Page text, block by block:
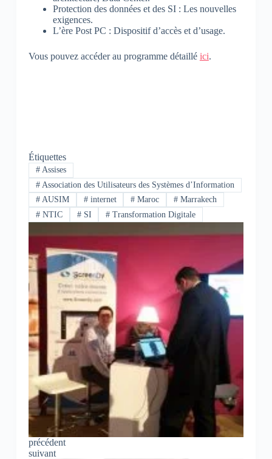
Protection des données et des SI : Les nouvelles
exigences.
L’ère Post PC : Dispositif d’accès et d’usage.
Vous pouvez accéder au programme détaillé ici.
Étiquettes
#Assises
#Association des Utilisateurs des Systèmes d’Information
#AUSIM #internet # Maroc # Marrakech
#NTIC #SI # Transformation Digitale
précédent
suivant